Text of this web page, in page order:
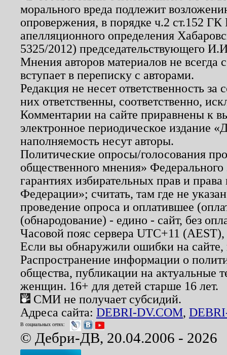
морального вреда подлежит
опровержения, в порядке ч.2 ст.152
апелляционного определения
5325/2012) председательствующего
Мнения авторов материалов не
вступает в переписку с авторами.
Редакция не несет ответственность
них ответственны, соответственно,
Комментарии на сайте приравнены к
электронное периодическое издание
наполняемость несут авторы.
Политические опросы/голосования
общественного мнения»
гарантиях избирательных прав и
Федерации»; считать, там где не
проведение опроса и оплатившее
(обнародование) - едино - сайт, без
Часовой пояс сервера UTC+11
Если вы обнаружили ошибки на
Распространение информации о
общества, публикации на актуальные
женщин. 16+ для детей старше 16 лет.
СМИ не получает субсидий.
Адреса сайта: DEBRI-DV.COM,
В социальных сетях:
© Дебри-ДВ, 20.04.2006 - 2026